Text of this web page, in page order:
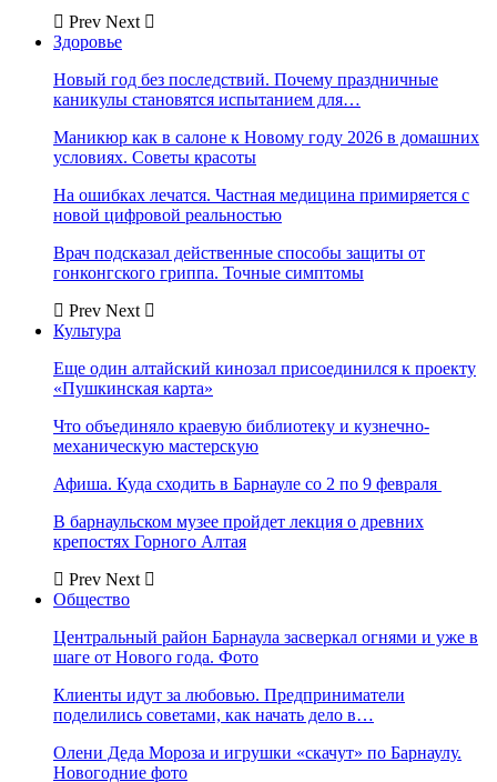
Prev Next
Здоровье
Новый год без последствий. Почему праздничные
каникулы становятся испытанием для…
Маникюр как в салоне к Новому году 2026 в домашних
условиях. Советы красоты
На ошибках лечатся. Частная медицина примиряется с
новой цифровой реальностью
Врач подсказал действенные способы защиты от
гонконгского гриппа. Точные симптомы
Prev Next
Культура
Еще один алтайский кинозал присоединился к проекту
«Пушкинская карта»
Что объединяло краевую библиотеку и кузнечно-
механическую мастерскую
Афиша. Куда сходить в Барнауле со 2 по 9 февраля
В барнаульском музее пройдет лекция о древних
крепостях Горного Алтая
Prev Next
Общество
Центральный район Барнаула засверкал огнями и уже в
шаге от Нового года. Фото
Клиенты идут за любовью. Предприниматели
поделились советами, как начать дело в…
Олени Деда Мороза и игрушки «скачут» по Барнаулу.
Новогодние фото